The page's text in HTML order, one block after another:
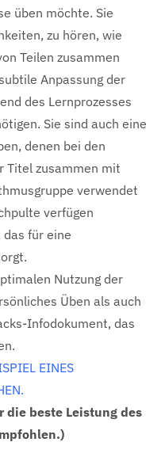
üben möchte. Sie
zu hören, wie
Teilen zusammen
Anpassung der
des Lernprozesses
Sie sind auch eine
denen bei den
Titel zusammen mit
verwendet
verfügen
für eine
Nutzung der
Üben als auch
Infodokument, das
EINES
die beste Leistung des